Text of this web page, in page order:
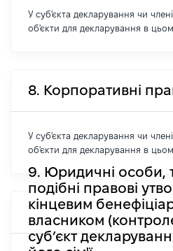
У суб'єкта декларування чи
об'єкти для декларування в
8. Корпоративні
У суб'єкта декларування чи
об'єкти для декларування в
9. Юридичні особи,
подібні правові
кінцевим
власником
суб’єкт